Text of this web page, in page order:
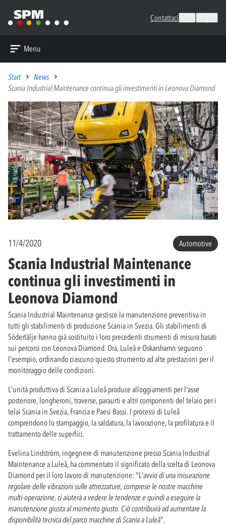
Contattaci
Menu
Start
News
Scania Industrial Maintenance continua gli investimenti in Leonova Diamond
11/4/2020 Automotive
Scania Industrial Maintenance
continua gli investimenti in
Leonova Diamond
Scania Industrial Maintenance gestisce la manutenzione preventiva in
tutti gli stabilimenti di produzione Scania in Svezia. Gli stabilimenti di
Södertälje hanno già sostituito i loro precedenti strumenti di misura basati
sui percorsi con Leonova Diamond. Ora, Luleå e Oskarshamn seguono
l'esempio, ordinando ciascuno questo strumento ad alte prestazioni per il
monitoraggio delle condizioni.
L'unità produttiva di Scania a Luleå produce alloggiamenti per l'asse
posteriore, longheroni, traverse, paraurti e altri componenti del telaio per i
telai Scania in Svezia, Francia e Paesi Bassi. I processi di Luleå
comprendono lo stampaggio, la saldatura, la lavorazione, la profilatura e il
trattamento delle superfici.
Evelina Lindström, ingegnere di manutenzione presso Scania Industrial
Maintenance a Luleå, ha commentato il significato della scelta di Leonova
Diamond per il loro lavoro di manutenzione: "L'avvio di una misurazione
regolare delle vibrazioni sulle attrezzature, comprese le nostre macchine
multi-operazione, ci aiuterà a vedere le tendenze e quindi a eseguire la
manutenzione giusta al momento giusto. Ciò contribuirà ad aumentare la
disponibilità tecnica del parco macchine di Scania a Luleå".